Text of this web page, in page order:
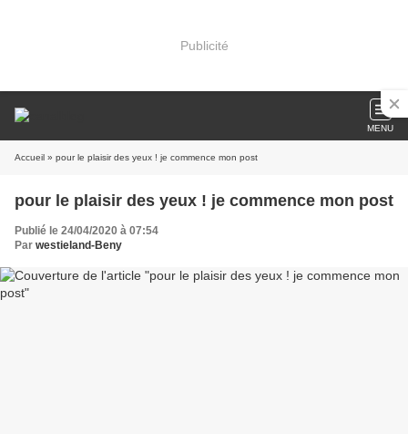
Publicité
MENU
Accueil » pour le plaisir des yeux ! je commence mon post
pour le plaisir des yeux ! je commence mon post
Publié le 24/04/2020 à 07:54
Par westieland-Beny